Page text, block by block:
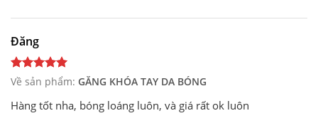
Đăng
Về sản phẩm: GĂNG KHÓA TAY DA BÓNG
Hàng tốt nha, bóng loáng luôn, và giá rất ok luôn